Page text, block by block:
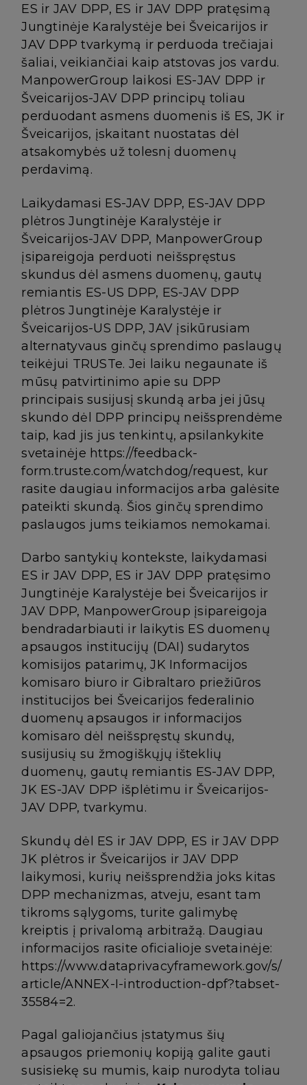
ES ir JAV DPP, ES ir JAV DPP pratęsimą
Jungtinėje Karalystėje bei Šveicarijos ir
JAV DPP tvarkymą ir perduoda trečiajai
šaliai, veikiančiai kaip atstovas jos vardu.
ManpowerGroup laikosi ES-JAV DPP ir
Šveicarijos-JAV DPP principų toliau
perduodant asmens duomenis iš ES, JK ir
Šveicarijos, įskaitant nuostatas dėl
atsakomybės už tolesnį duomenų
perdavimą.
Laikydamasi ES-JAV DPP, ES-JAV DPP
plėtros Jungtinėje Karalystėje ir
Šveicarijos-JAV DPP, ManpowerGroup
įsipareigoja perduoti neišspręstus
skundus dėl asmens duomenų, gautų
remiantis ES-US DPP, ES-JAV DPP
plėtros Jungtinėje Karalystėje ir
Šveicarijos-US DPP, JAV įsikūrusiam
alternatyvaus ginčų sprendimo paslaugų
teikėjui TRUSTe. Jei laiku negaunate iš
mūsų patvirtinimo apie su DPP
principais susijusį skundą arba jei jūsų
skundo dėl DPP principų neišsprendėme
taip, kad jis jus tenkintų, apsilankykite
svetainėje https://feedback-
form.truste.com/watchdog/request, kur
rasite daugiau informacijos arba galėsite
pateikti skundą. Šios ginčų sprendimo
paslaugos jums teikiamos nemokamai.
Darbo santykių kontekste, laikydamasi
ES ir JAV DPP, ES ir JAV DPP pratęsimo
Jungtinėje Karalystėje bei Šveicarijos ir
JAV DPP, ManpowerGroup įsipareigoja
bendradarbiauti ir laikytis ES duomenų
apsaugos institucijų (DAI) sudarytos
komisijos patarimų, JK Informacijos
komisaro biuro ir Gibraltaro priežiūros
institucijos bei Šveicarijos federalinio
duomenų apsaugos ir informacijos
komisaro dėl neišspręstų skundų,
susijusių su žmogiškųjų išteklių
duomenų, gautų remiantis ES-JAV DPP,
JK ES-JAV DPP išplėtimu ir Šveicarijos-
JAV DPP, tvarkymu.
Skundų dėl ES ir JAV DPP, ES ir JAV DPP
JK plėtros ir Šveicarijos ir JAV DPP
laikymosi, kurių neišsprendžia joks kitas
DPP mechanizmas, atveju, esant tam
tikroms sąlygoms, turite galimybę
kreiptis į privalomą arbitražą. Daugiau
informacijos rasite oficialioje svetainėje:
https://www.dataprivacyframework.gov/s/
article/ANNEX-I-introduction-dpf?tabset-
35584=2.
Pagal galiojančius įstatymus šių
apsaugos priemonių kopiją galite gauti
susisiekę su mumis, kaip nurodyta toliau